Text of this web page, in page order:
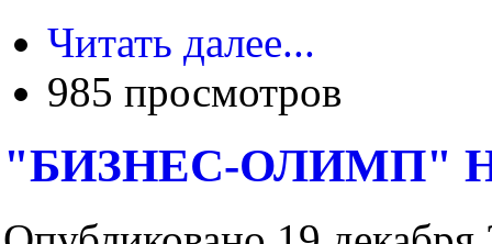
Читать далее...
985 просмотров
"БИЗНЕС-ОЛИМП"